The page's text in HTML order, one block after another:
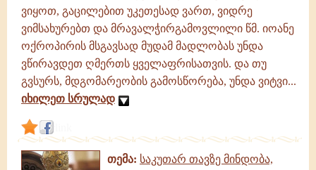
ვიყოთ, გაცილებით უკეთესად ვართ, ვიდრე
ვიმსახურებთ და მრავალჭირგამოვლილი წმ. იოანე
ოქროპირის მსგავსად მუდამ მადლობას უნდა
ვწირავდეთ ღმერთს ყველაფრისათვის. და თუ
გვსურს, მდგომარეობის გამოსწორება, უნდა ვიტვი...
იხილეთ სრულად
თემა: საკუთარ თავზე მინდობა,